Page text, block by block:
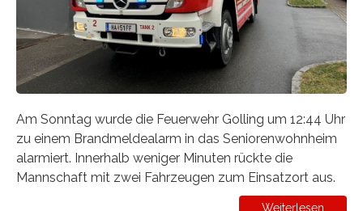
Am Sonntag wurde die Feuerwehr Golling um 12:44 Uhr
zu einem Brandmeldealarm in das Seniorenwohnheim
alarmiert. Innerhalb weniger Minuten rückte die
Mannschaft mit zwei Fahrzeugen zum Einsatzort aus.
Weiterlesen